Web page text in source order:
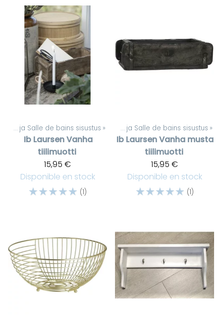
WC ja Salle de bains sisustus ‪»
Ib LaursenVanha
tiilimuotti
15,95 €
Disponible en stock
☆☆☆☆☆ (1)
Produits WC ja Salle de bains sisustus ‪»
Ib LaursenVanha musta
tiilimuotti
15,95 €
Disponible en stock
☆☆☆☆☆ (1)